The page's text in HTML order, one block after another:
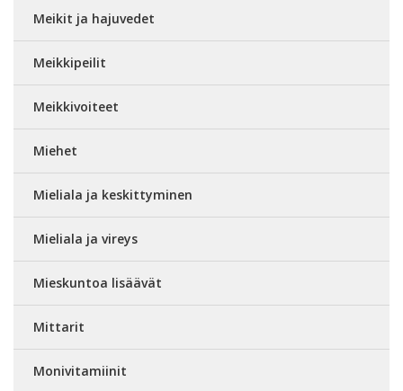
Meikit ja hajuvedet
Meikkipeilit
Meikkivoiteet
Miehet
Mieliala ja keskittyminen
Mieliala ja vireys
Mieskuntoa lisäävät
Mittarit
Monivitamiinit